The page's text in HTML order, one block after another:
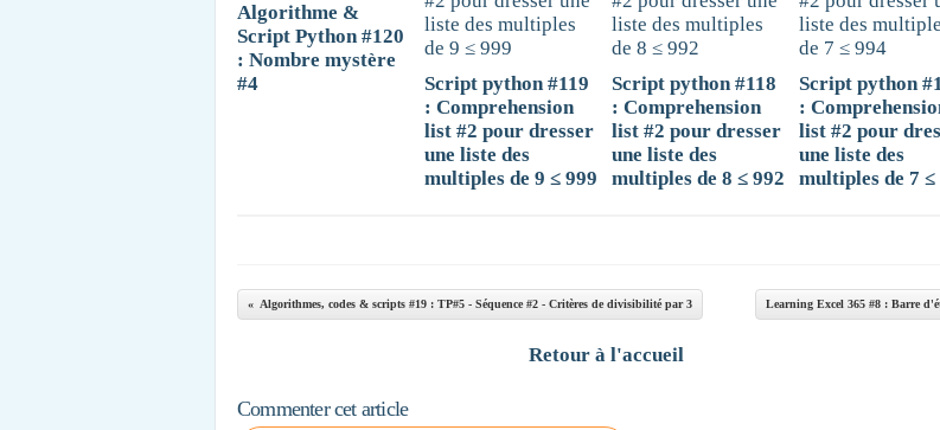
Algorithme &
Script Python #120
: Nombre mystère
#4
Script python #119
: Comprehension
list #2 pour dresser
une liste des
multiples de 9 ≤ 999
Script python #118
: Comprehension
list #2 pour dresser
une liste des
multiples de 8 ≤ 992
Script python
:
list #2 pour
une liste des
multiples de 7 ≤
Algorithmes, codes & scripts #19 : TP#5 - Séquence #2 - Critères de divisibilité par 3 Learning Excel 365 #8 : Barre
Retour à l'accueil
Commenter cet article